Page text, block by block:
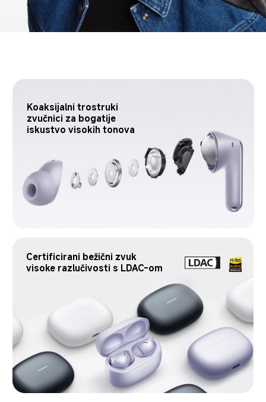
Koaksijalni trostruki
zvučnici za bogatije
iskustvo visokih tonova
Certificirani bežični zvuk
visoke razlučivosti s LDAC-om